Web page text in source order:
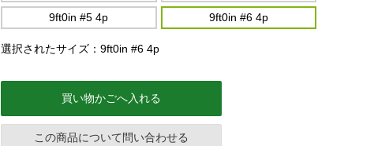
9ft0in #5 4p 9ft0in #6 4p
選択されたサイズ：9ft0in #6 4p
買い物かごへ入れる
この商品について問い合わせる